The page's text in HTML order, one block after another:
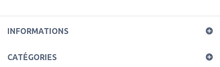
INFORMATIONS
CATÉGORIES